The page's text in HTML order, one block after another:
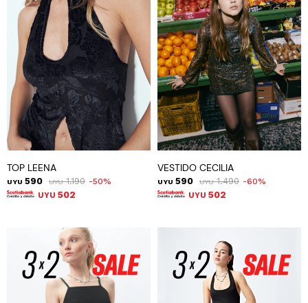
TOP LEENA
UYU 590 UYU 1.190 50
UYU 502
VESTIDO CECILIA
UYU 590 UYU 1.490 60
UYU 502